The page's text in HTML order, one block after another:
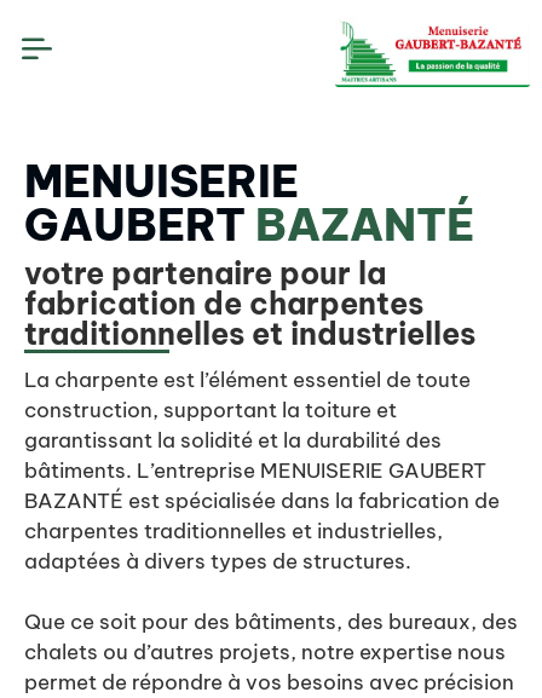
MENUISERIE
GAUBERT BAZANTÉ
votre partenaire pour la
fabrication de charpentes
traditionnelles et industrielles
La charpente est l’élément essentiel de toute
construction, supportant la toiture et
garantissant la solidité et la durabilité des
bâtiments. L’entreprise MENUISERIE GAUBERT
BAZANTÉ est spécialisée dans la fabrication de
charpentes traditionnelles et industrielles,
adaptées à divers types de structures.
Que ce soit pour des bâtiments, des bureaux, des
chalets ou d’autres projets, notre expertise nous
permet de répondre à vos besoins avec précision